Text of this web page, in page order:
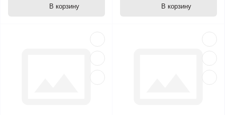
В корзину В корзину